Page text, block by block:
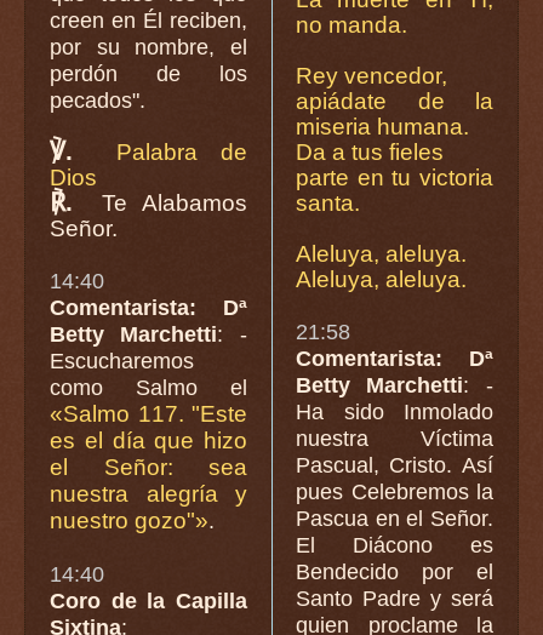
creen en Él reciben,
por su nombre, el
perdón de los
pecados".
℣.
Palabra de
Dios
℟.
Te Alabamos
Señor.
14:40
Comentarista: Dª
Betty Marchetti: -
Escucharemos
como Salmo el
«Salmo 117. "Este
es el día que hizo
el Señor: sea
nuestra alegría y
nuestro gozo"».
14:40
Coro de la Capilla
Sixtina:
no manda.
Rey vencedor,
apiádate de la
miseria humana.
Da a tus fieles
parte en tu victoria
santa.
Aleluya, aleluya.
Aleluya, aleluya.
21:58
Comentarista: Dª
Betty Marchetti: -
Ha sido Inmolado
nuestra Víctima
Pascual, Cristo. Así
pues Celebremos la
Pascua en el Señor.
El Diácono es
Bendecido por el
Santo Padre y será
quien proclame la